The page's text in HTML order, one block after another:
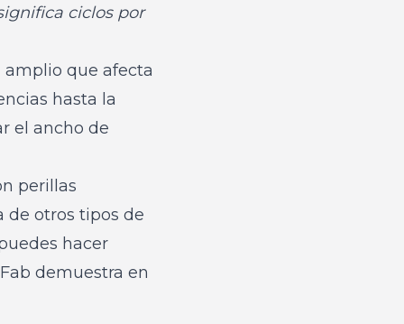
ciclos por
amplio que afecta
hasta la
el ancho de
perillas
de otros tipos de
hacer
demuestra en